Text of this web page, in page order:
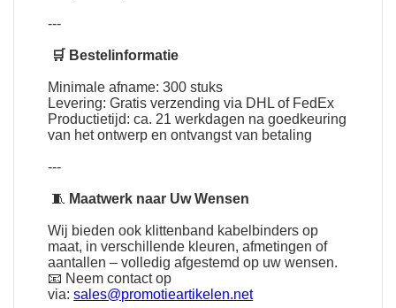
---
🛒 Bestelinformatie
Minimale afname: 300 stuks
Levering: Gratis verzending via DHL of FedEx
Productietijd: ca. 21 werkdagen na goedkeuring
van het ontwerp en ontvangst van betaling
---
🧵 Maatwerk naar Uw Wensen
Wij bieden ook klittenband kabelbinders op
maat, in verschillende kleuren, afmetingen of
aantallen – volledig afgestemd op uw wensen.
📧 Neem contact op
via:sales@promotieartikelen.net